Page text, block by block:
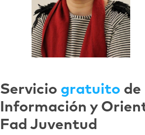
Servicio gratuito de
Información y
Fad Juventud